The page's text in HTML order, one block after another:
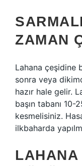
ZAMAN
Lahana çeşidine
sonra veya
hazır hale gelir.
başın tabanı 10-
kesmelisiniz.
ilkbaharda
LAHANA